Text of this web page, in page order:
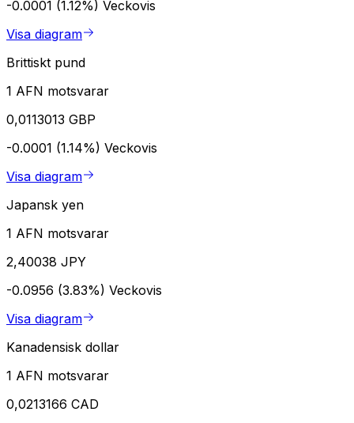
-0.0001 (1.12%) Veckovis
Visa diagram
Brittiskt pund
1 AFN motsvarar
0,0113013 GBP
-0.0001 (1.14%) Veckovis
Visa diagram
Japansk yen
1 AFN motsvarar
2,40038 JPY
-0.0956 (3.83%) Veckovis
Visa diagram
Kanadensisk dollar
1 AFN motsvarar
0,0213166 CAD